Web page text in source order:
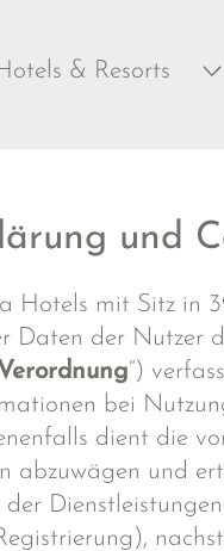
& Resorts
und
Hotels mit Sitz in
Daten der
Verordnung“)
bei
dient die
abzuwägen und